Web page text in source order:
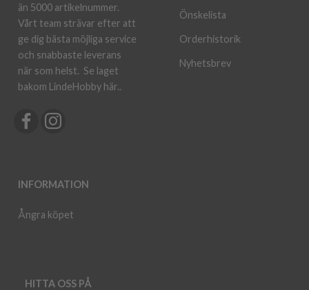
än 5000 artikelnummer.
Vårt team strävar efter att
ge dig bästa möjliga service
och snabbaste leverans
när som helst. Se laget
bakom LindeHobby här..
INFORMATION
Ångra köpet
Önskelista
Orderhistorik
Nyhetsbrev
HITTA OSS PÅ